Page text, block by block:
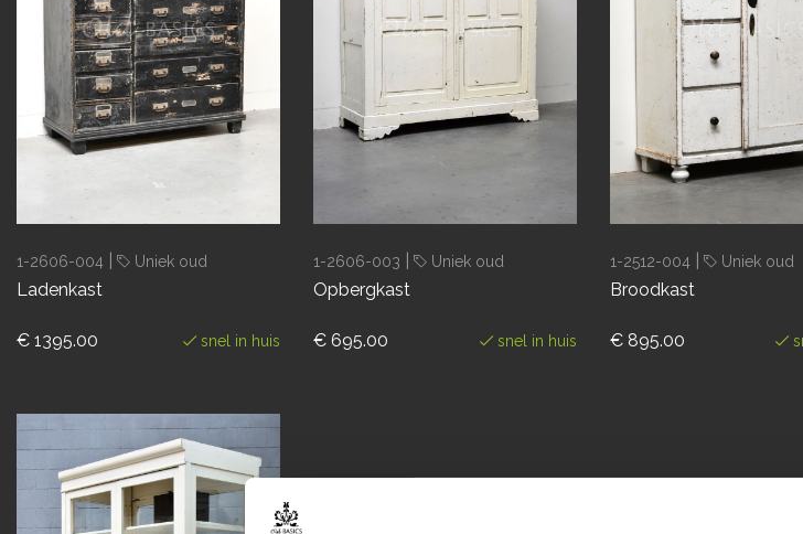
1-2606-004 Uniek oud
Ladenkast
€ 1395.00 snel in huis
1-2606-003 Uniek oud
Opbergkast
€ 695.00 snel in huis
1-2512-004 Uniek oud
Broodkast
€ 895.00